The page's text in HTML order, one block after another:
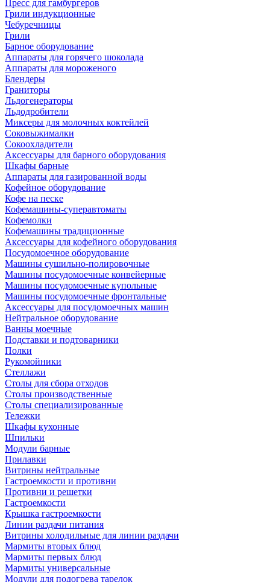
Пресс для гамбургеров
Грили индукционные
Чебуречницы
Грили
Барное оборудование
Аппараты для горячего шоколада
Аппараты для мороженого
Блендеры
Граниторы
Льдогенераторы
Льдодробители
Миксеры для молочных коктейлей
Соковыжималки
Сокоохладители
Аксессуары для барного оборудования
Шкафы барные
Аппараты для газированной воды
Кофейное оборудование
Кофе на песке
Кофемашины-суперавтоматы
Кофемолки
Кофемашины традиционные
Аксессуары для кофейного оборудования
Посудомоечное оборудование
Машины сушильно-полировочные
Машины посудомоечные конвейерные
Машины посудомоечные купольные
Машины посудомоечные фронтальные
Аксессуары для посудомоечных машин
Нейтральное оборудование
Ванны моечные
Подставки и подтоварники
Полки
Рукомойники
Стеллажи
Столы для сбора отходов
Столы производственные
Столы специализированные
Тележки
Шкафы кухонные
Шпильки
Модули барные
Прилавки
Витрины нейтральные
Гастроемкости и противни
Противни и решетки
Гастроемкости
Крышка гастроемкости
Линии раздачи питания
Витрины холодильные для линии раздачи
Мармиты вторых блюд
Мармиты первых блюд
Мармиты универсальные
Модули для подогрева тарелок